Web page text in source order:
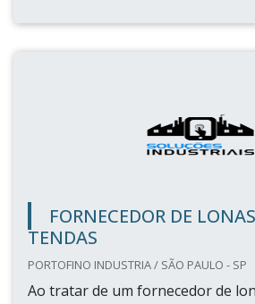
FORNECEDOR DE
TENDAS
PORTOFINO INDUSTRIA / SÃO PAULO - SP
Ao tratar de um fornecedor de